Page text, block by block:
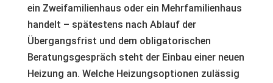
ein Zweifamilienhaus oder ein Mehrfamilienhaus
handelt – spätestens nach Ablauf der
Übergangsfrist und dem obligatorischen
Beratungsgespräch steht der Einbau einer neuen
Heizung an. Welche Heizungsoptionen zulässig